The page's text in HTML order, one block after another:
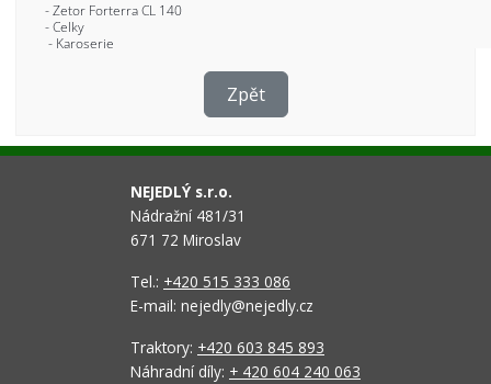
Zpět
NEJEDLÝ s.r.o.
Nádražní 481/31
671 72 Miroslav
Tel.: +420 515 333 086
E-mail: nejedly@nejedly.cz
Traktory: +420 603 845 893
Náhradní díly: + 420 604 240 063